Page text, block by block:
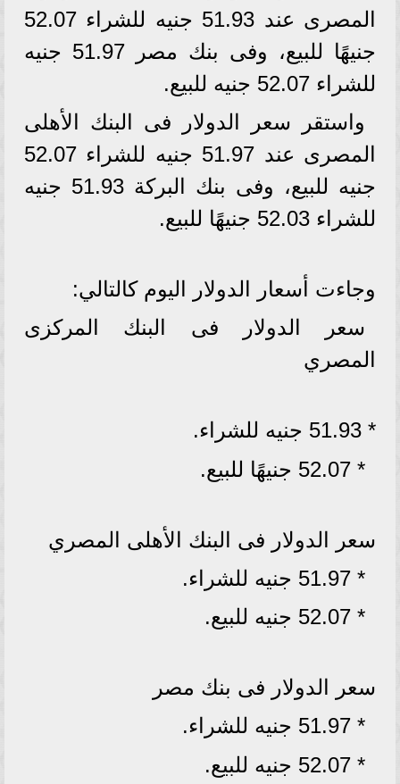
المصرى عند 51.93 جنيه للشراء 52.07
جنيهًا للبيع، وفى بنك مصر 51.97 جنيه
للشراء 52.07 جنيه للبيع.
واستقر سعر الدولار فى البنك الأهلى
المصرى عند 51.97 جنيه للشراء 52.07
جنيه للبيع، وفى بنك البركة 51.93 جنيه
للشراء 52.03 جنيهًا للبيع.
وجاءت أسعار الدولار اليوم كالتالي:
سعر الدولار فى البنك المركزى
المصري
* 51.93 جنيه للشراء.
* 52.07 جنيهًا للبيع.
سعر الدولار فى البنك الأهلى المصري
* 51.97 جنيه للشراء.
* 52.07 جنيه للبيع.
سعر الدولار فى بنك مصر
* 51.97 جنيه للشراء.
* 52.07 جنيه للبيع.